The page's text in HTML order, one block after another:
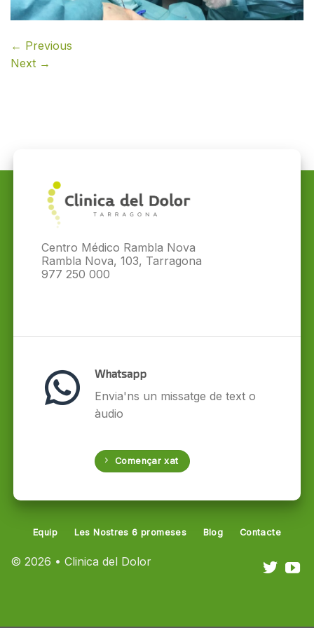
← Previous
Next →
Centro Médico Rambla Nova
Rambla Nova, 103, Tarragona
977 250 000
Whatsapp
Envia'ns un missatge de text o
àudio
Començar xat
© 2026 • Clinica del Dolor
Equip Les Nostres 6 promeses Blog Contacte